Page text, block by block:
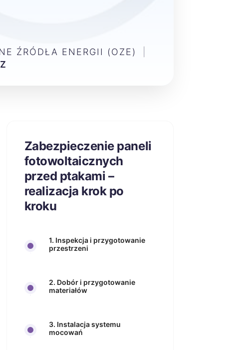
ŹRÓDŁA ENERGII (OZE)
Zabezpieczenie paneli
fotowoltaicznych
przed ptakami –
realizacja krok po
kroku
1. Inspekcja i przygotowanie
przestrzeni
2. Dobór i przygotowanie
materiałów
3. Instalacja systemu
mocowań